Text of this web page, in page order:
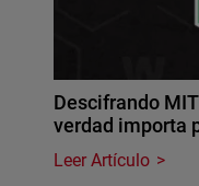
Descifrando
verdad importa
Leer Artículo